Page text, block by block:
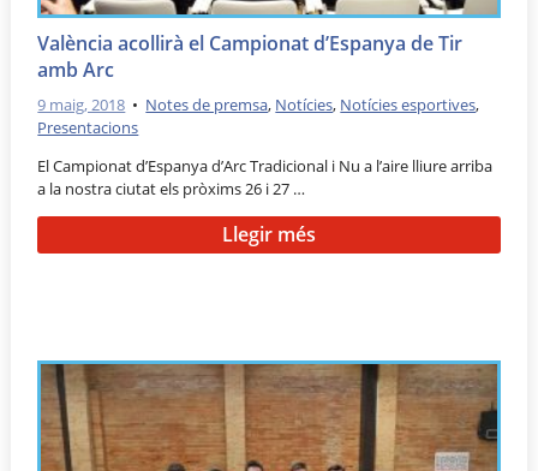
València acollirà el Campionat d’Espanya de Tir
amb Arc
9 maig, 2018 • Notes de premsa, Notícies, Notícies esportives,
Presentacions
El Campionat d’Espanya d’Arc Tradicional i Nu a l’aire lliure arriba
a la nostra ciutat els pròxims 26 i 27 …
Llegir més